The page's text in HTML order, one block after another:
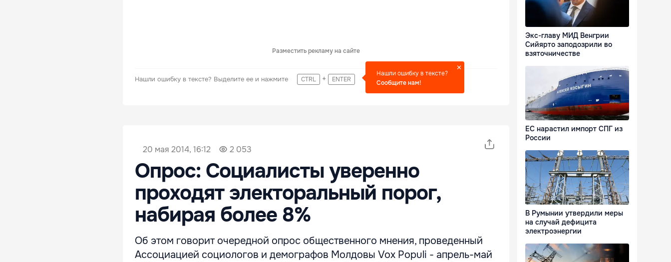
Разместить рекламу на сайте
Нашли ошибку в тексте? Выделите ее и нажмите CTRL + ENTER
Нашли ошибку в тексте?
Сообщите нам!
20 мая 2014, 16:12 2 053
Опрос: Социалисты уверенно
проходят электоральный порог,
набирая более 8%
Об этом говорит очередной опрос общественного мнения, проведенный
Ассоциацией социологов и демографов Молдовы Vox Populi - апрель-май
Экс-главу МИД Венгрии
Сийярто заподозрили во
взяточничестве
ЕС нарастил импорт СПГ из
России
В Румынии утвердили меры
на случай дефицита
электроэнергии